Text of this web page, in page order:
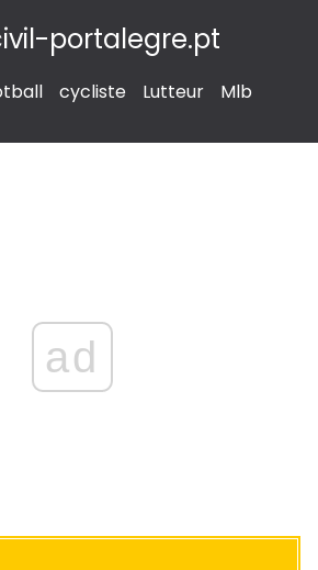
portalegre.pt
cycliste Lutteur Mlb
ad